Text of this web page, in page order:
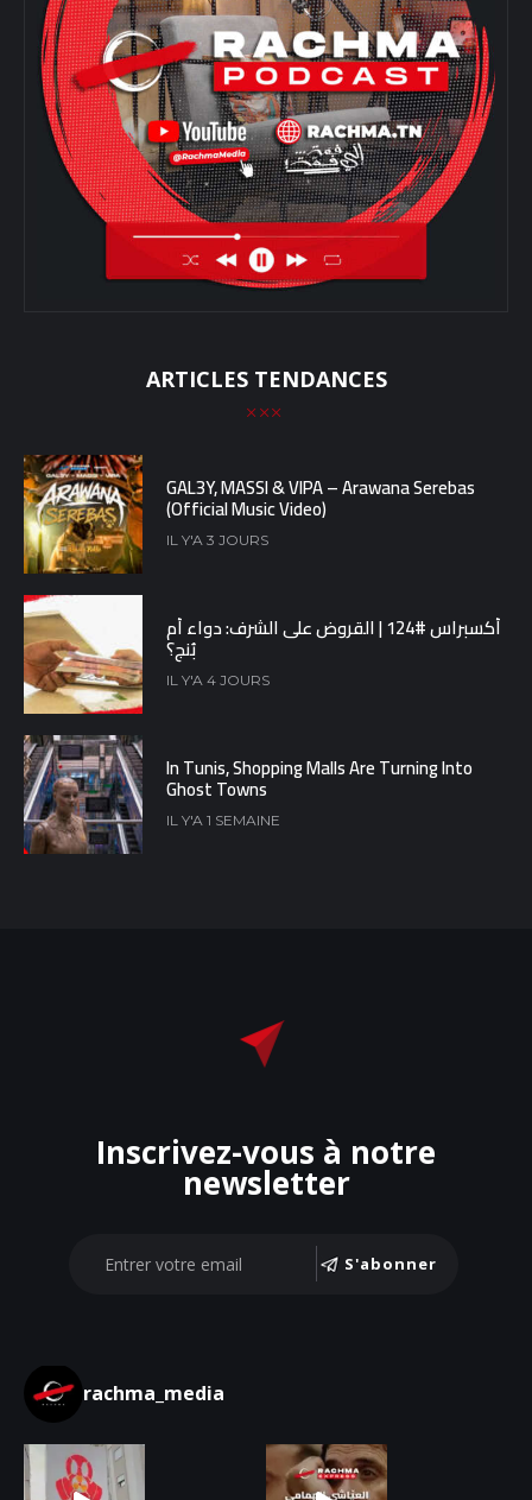
ARTICLES TENDANCES
GAL3Y, MASSI & VIPA – Arawana Serebas
(Official Music Video)
IL Y'A 3 JOURS
أكسبراس #124 | القروض على الشرف: دواء أم
بُنج؟
IL Y'A 4 JOURS
In Tunis, Shopping Malls Are Turning Into
Ghost Towns
IL Y'A 1 SEMAINE
Inscrivez-vous à notre
newsletter
S'abonner
rachma_media